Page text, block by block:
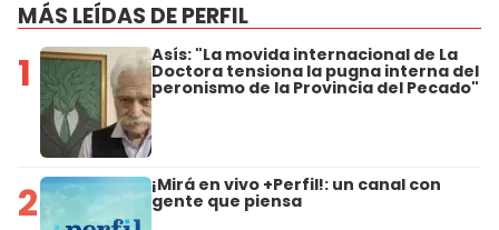
MÁS LEÍDAS DE PERFIL
1 Asís: "La movida internacional de La
Doctora tensiona la pugna interna del
peronismo de la Provincia del Pecado"
2 ¡Mirá en vivo +Perfil!: un canal con
gente que piensa